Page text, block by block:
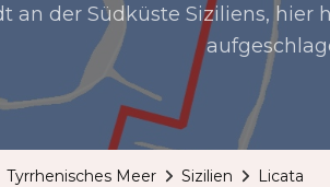
an der Südküste Siziliens, hier
Tyrrhenisches Meer Sizilien Licata